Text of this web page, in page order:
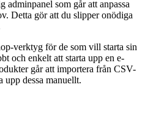
adminpanel som går att anpassa
Detta gör att du slipper onödiga
verktyg för de som vill starta sin
och enkelt att starta upp en e-
går att importera från CSV-
upp dessa manuellt.